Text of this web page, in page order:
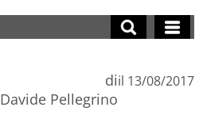
di
Davide Pellegrino
il 13/08/2017